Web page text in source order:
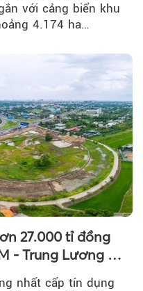
với cảng biển khu
4.174 ha…
27.000 tỉ đồng
- Trung Lương -
nhất cấp tín dụng